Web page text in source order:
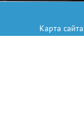
Карта сайта